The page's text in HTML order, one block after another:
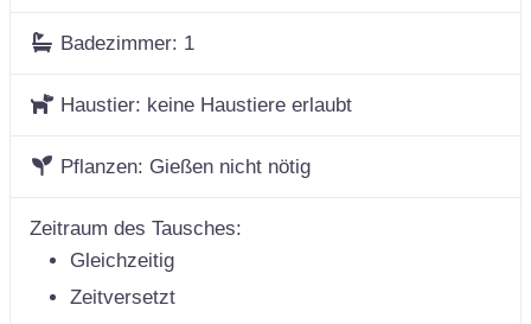
Badezimmer: 1
Haustier: keine Haustiere erlaubt
Pflanzen: Gießen nicht nötig
Zeitraum des Tausches:
Gleichzeitig
Zeitversetzt